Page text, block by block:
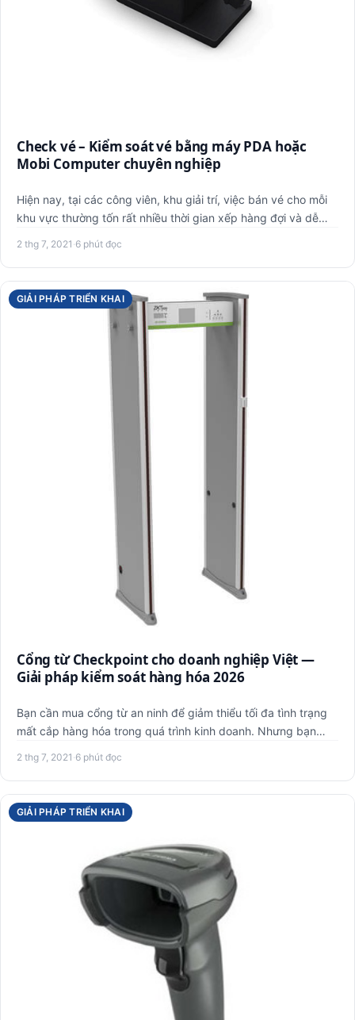
Check vé – Kiểm soát vé bằng máy PDA hoặc
Mobi Computer chuyên nghiệp
Hiện nay, tại các công viên, khu giải trí, việc bán vé cho mỗi
khu vực thường tốn rất nhiều thời gian xếp hàng đợi và dễ…
2 thg 7, 2021 ·6 phút đọc
GIẢI PHÁP TRIỂN KHAI
Cổng từ Checkpoint cho doanh nghiệp Việt —
Giải pháp kiểm soát hàng hóa 2026
Bạn cần mua cổng từ an ninh để giảm thiểu tối đa tình trạng
mất cắp hàng hóa trong quá trình kinh doanh. Nhưng bạn
2 thg 7, 2021 ·6 phút đọc
GIẢI PHÁP TRIỂN KHAI